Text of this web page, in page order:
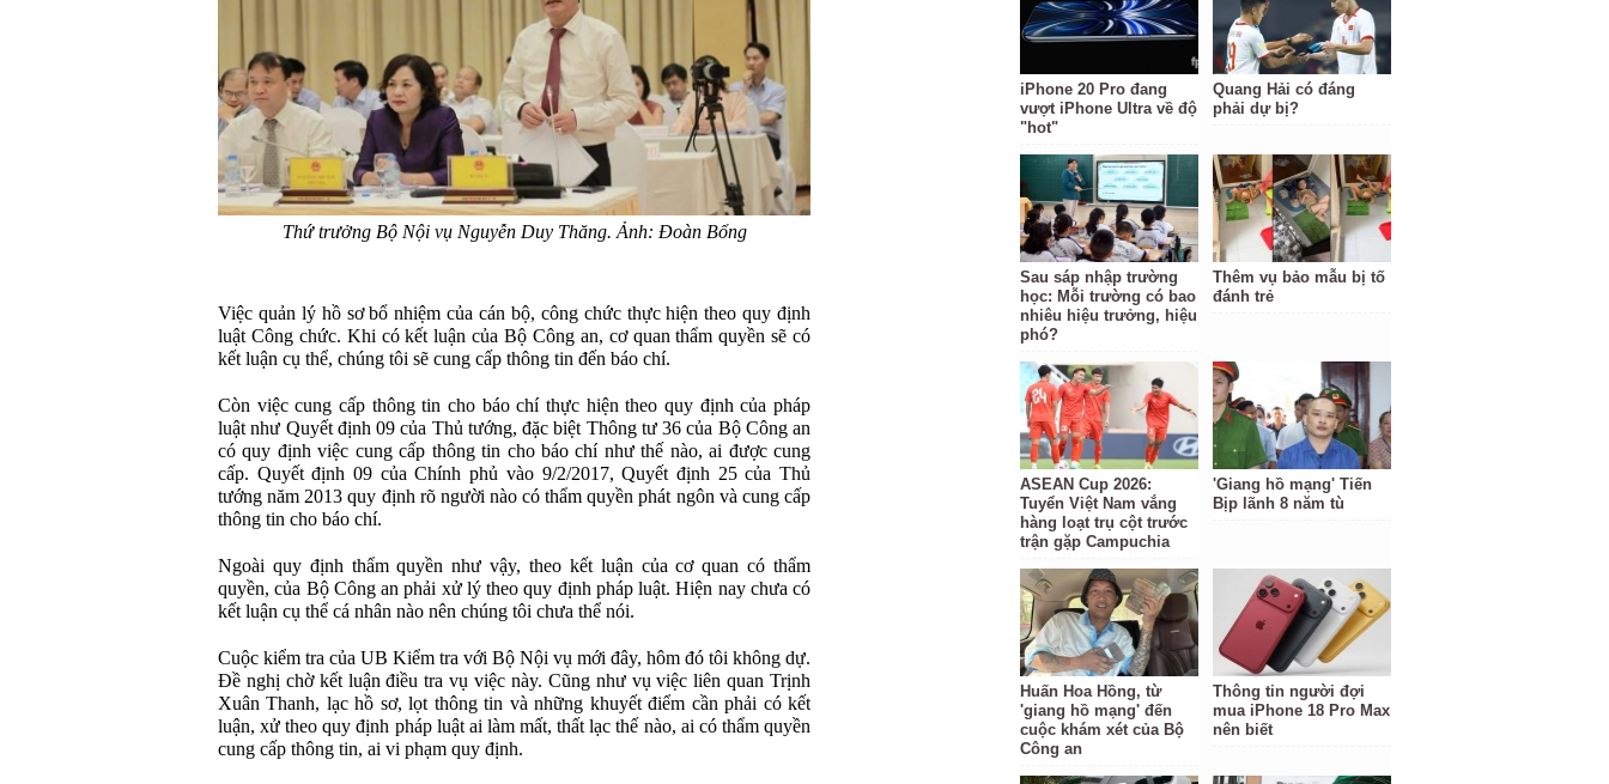
Thứ trưởng Bộ Nội vụ Nguyễn Duy Thăng. Ảnh: Đoàn Bổng
Việc quản lý hồ sơ bổ nhiệm của cán bộ, công chức thực hiện theo quy định
luật Công chức. Khi có kết luận của Bộ Công an, cơ quan thẩm quyền sẽ có
kết luận cụ thể, chúng tôi sẽ cung cấp thông tin đến báo chí.
Còn việc cung cấp thông tin cho báo chí thực hiện theo quy định của pháp
luật như Quyết định 09 của Thủ tướng, đặc biệt Thông tư 36 của Bộ Công an
có quy định việc cung cấp thông tin cho báo chí như thế nào, ai được cung
cấp. Quyết định 09 của Chính phủ vào 9/2/2017, Quyết định 25 của Thủ
tướng năm 2013 quy định rõ người nào có thẩm quyền phát ngôn và cung cấp
thông tin cho báo chí.
Ngoài quy định thẩm quyền như vậy, theo kết luận của cơ quan có thẩm
quyền, của Bộ Công an phải xử lý theo quy định pháp luật. Hiện nay chưa có
kết luận cụ thể cá nhân nào nên chúng tôi chưa thể nói.
Cuộc kiểm tra của UB Kiểm tra với Bộ Nội vụ mới đây, hôm đó tôi không dự.
Đề nghị chờ kết luận điều tra vụ việc này. Cũng như vụ việc liên quan Trịnh
Xuân Thanh, lạc hồ sơ, lọt thông tin và những khuyết điểm cần phải có kết
luận, xử theo quy định pháp luật ai làm mất, thất lạc thế nào, ai có thẩm quyền
cung cấp thông tin, ai vi phạm quy định.
iPhone 20 Pro đang
vượt iPhone Ultra về độ
"hot"
Quang Hải có đáng
phải dự bị?
Sau sáp nhập trường
học: Mỗi trường có bao
nhiêu hiệu trưởng, hiệu
phó?
Thêm vụ bảo mẫu bị tố
đánh trẻ
ASEAN Cup 2026:
Tuyển Việt Nam vắng
hàng loạt trụ cột trước
trận gặp Campuchia
'Giang hồ mạng' Tiến
Bịp lãnh 8 năm tù
Huấn Hoa Hồng, từ
'giang hồ mạng' đến
cuộc khám xét của Bộ
Công an
Thông tin người đợi
mua iPhone 18 Pro Max
nên biết